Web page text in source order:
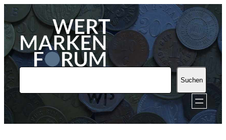
Zum
Inhalt
springen
u
h
Suchen